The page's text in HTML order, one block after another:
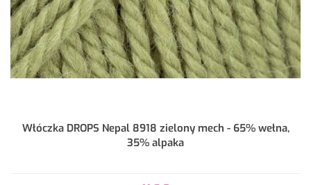
Włóczka DROPS Nepal 8918 zielony mech - 65% wełna,
35% alpaka